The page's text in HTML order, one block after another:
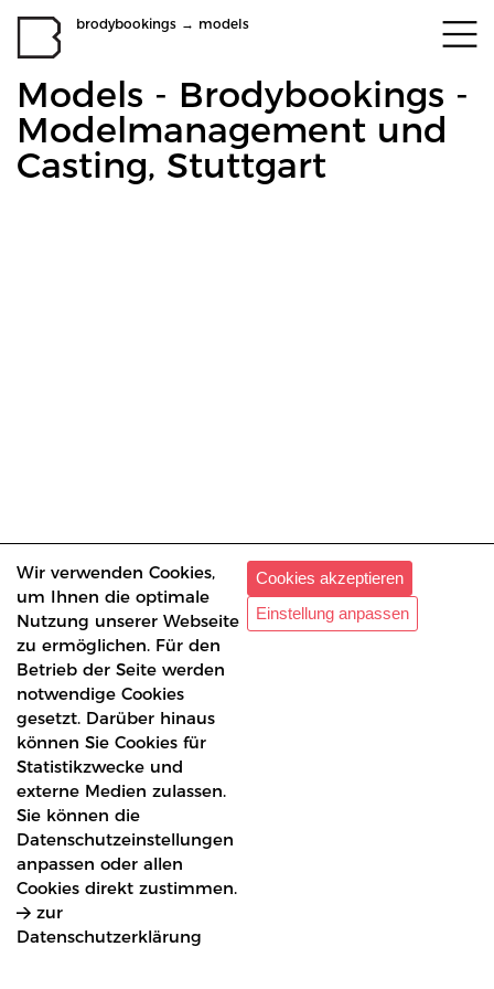
brodybookings → models
Models - Brodybookings -
Modelmanagement und
Casting, Stuttgart
imprint
privacy policy
Wir verwenden Cookies,
um Ihnen die optimale
Nutzung unserer Webseite
zu ermöglichen. Für den
Betrieb der Seite werden
notwendige Cookies
gesetzt. Darüber hinaus
können Sie Cookies für
Statistikzwecke und
externe Medien zulassen.
Sie können die
Datenschutzeinstellungen
anpassen oder allen
Cookies direkt zustimmen.
zur
Datenschutzerklärung
Cookies akzeptieren
Einstellung anpassen